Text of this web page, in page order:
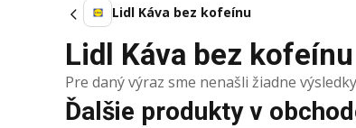
Lidl Káva bez kofeínu
Lidl Káva bez
Pre daný výraz sme nenašli žiadne
Ďalšie produkty v